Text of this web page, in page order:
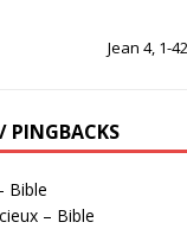
Jean 4, 1-
PINGBACKS
Bible
– Bible